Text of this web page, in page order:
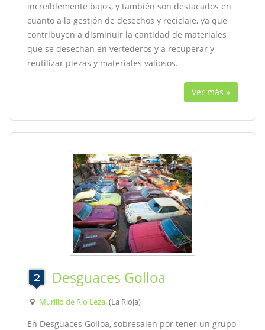
increíblemente bajos, y también son destacados en
cuanto a la gestión de desechos y reciclaje, ya que
contribuyen a disminuir la cantidad de materiales
que se desechan en vertederos y a recuperar y
reutilizar piezas y materiales valiosos.
Ver más »
Desguaces Golloa
Murillo de Río Leza, (La Rioja)
En Desguaces Golloa, sobresalen por tener un grupo